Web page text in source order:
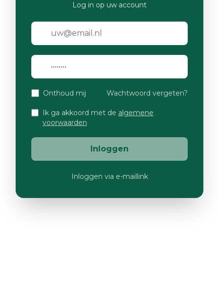
Log in op uw account
Onthoud mij Wachtwoord vergeten?
Ik ga akkoord met de algemene
voorwaarden
Inloggen
Inloggen via e-maillink